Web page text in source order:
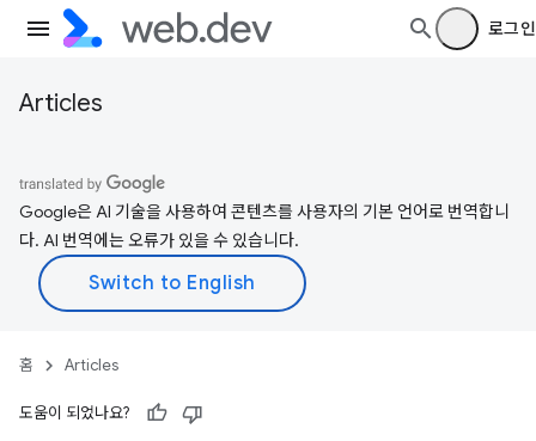
로그인
Articles
Google은 AI 기술을 사용하여 콘텐츠를 사용자의 기본 언어로 번역합니
다. AI 번역에는 오류가 있을 수 있습니다.
홈 Articles
도움이 되었나요?